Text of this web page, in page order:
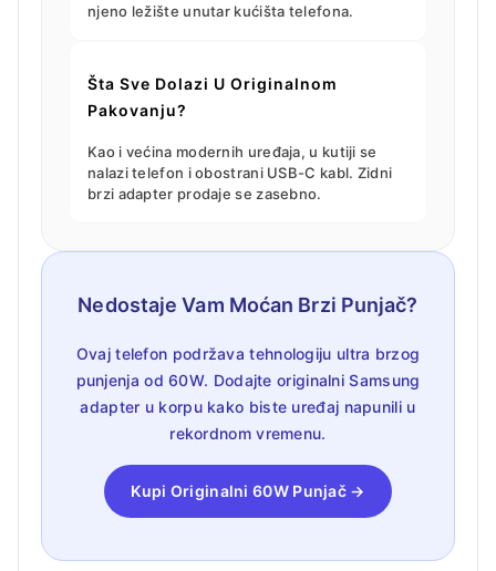
njeno ležište unutar kućišta telefona.
Šta Sve Dolazi U Originalnom
Pakovanju?
Kao i većina modernih uređaja, u kutiji se
nalazi telefon i obostrani USB-C kabl. Zidni
brzi adapter prodaje se zasebno.
Nedostaje Vam Moćan Brzi Punjač?
Ovaj telefon podržava tehnologiju ultra brzog
punjenja od 60W. Dodajte originalni Samsung
adapter u korpu kako biste uređaj napunili u
rekordnom vremenu.
Kupi Originalni 60W Punjač →